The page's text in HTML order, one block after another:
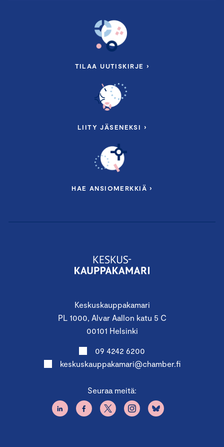
Keskuskauppakamari
PL 1000, Alvar Aallon katu 5 C
00101 Helsinki
09 4242 6200
keskuskauppakamari@chamber.fi
Seuraa meitä:
TILAA UUTISKIRJE ›
LIITY JÄSENEKSI ›
HAE ANSIOMERKKIÄ ›